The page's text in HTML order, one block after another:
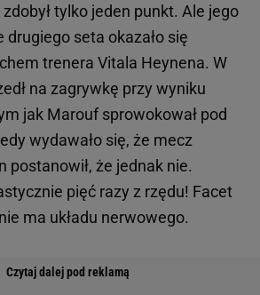
tylko jeden punkt. Ale jego
drugiego seta okazało się
trenera Vitala Heynena. W
na zagrywkę przy wyniku
jak Marouf sprowokował pod
wydawało się, że mecz
postanowił, że jednak nie.
pięć razy z rzędu! Facet
ma układu nerwowego.